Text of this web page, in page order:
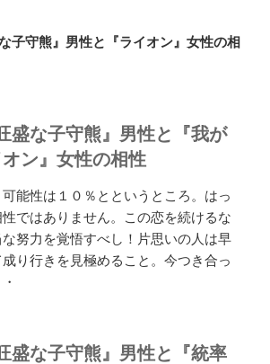
子守熊』男性と『ライオン』女性の相
盛な子守熊』男性と『我が
ン』女性の相性
能性は１０％とというところ。はっ
ではありません。この恋を続けるな
努力を覚悟すべし！片思いの人は早
り行きを見極めること。今つき合っ
盛な子守熊』男性と『統率